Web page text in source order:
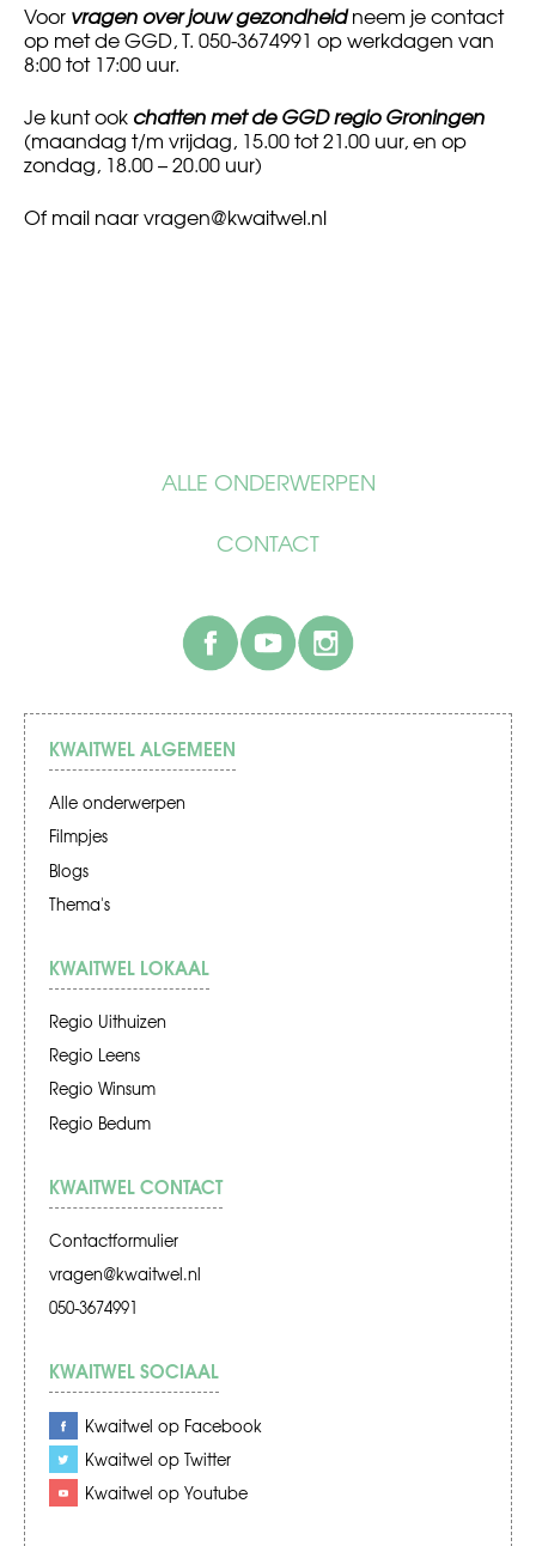
ALLE ONDERWERPEN
CONTACT
facebook
Voor vragen over jouw gezondheidneem je contact
op met de GGD, T. 050-3674991 op werkdagen van
8:00 tot 17:00 uur.
Je kunt ook chatten met de GGD regio Groningen
(maandag t/m vrijdag, 15.00 tot 21.00 uur, en op
zondag, 18.00 – 20.00 uur)
Of mail naarvragen@kwaitwel.nl
KWAITWEL ALGEMEEN
Alle onderwerpen
Filmpjes
Blogs
Thema's
KWAITWEL LOKAAL
Regio Uithuizen
Regio Leens
Regio Winsum
Regio Bedum
KWAITWEL CONTACT
Contactformulier
vragen@kwaitwel.nl
050-3674991
KWAITWEL SOCIAAL
Kwaitwel op Facebook
Kwaitwel op Twitter
Kwaitwel op Youtube